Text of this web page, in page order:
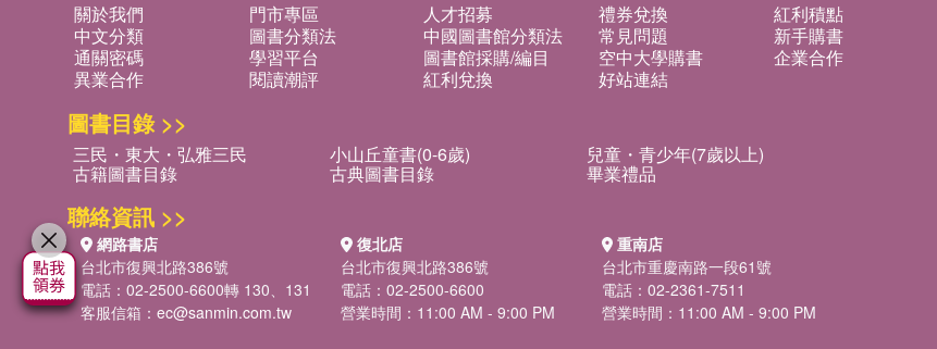
關於我們 門市專區 人才招募 禮券兌換
紅利積點
中文分類
圖書分類法 中國圖書館分類法 常見問題
新手購書
通關密碼
學習平台 圖書館採購/編目 空中大學購書
企業合作
異業合作
閱讀潮評 紅利兌換 好站連結
圖書目錄 >>
三民・東大・弘雅三民 小山丘童書(0-6歲) 兒童・青少年(7歲以上)
古籍圖書目錄 古典圖書目錄 畢業禮品
聯絡資訊 >>
網路書店
台北市復興北路386號
電話：02-2500-6600轉 130、131
客服信箱： ec@sanmin.com.tw
復北店
台北市復興北路386號
電話：02-2500-6600
營業時間：11:00 AM - 9:00 PM
重南店
台北市重慶南路一段61號
電話：02-2361-7511
營業時間：11:00 AM - 9:00 PM